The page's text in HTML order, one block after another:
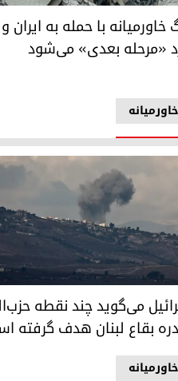
در پی حمله از کار افتاد
هوایی شبانه اسرائیل در حومه جنوبی
خاورمیانه
خاورمیانه با حمله به ایران
«مرحله بعدی» می‌شود
کرد
اسرائیل به نقطه مرزی لبنان.
خاورمیانه
می‌گوید چند نقطه
بقاع لبنان هدف گرفته